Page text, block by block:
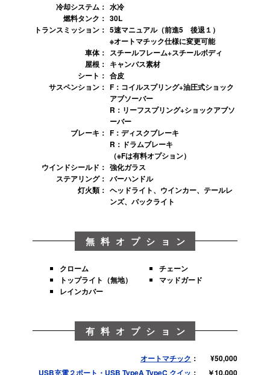
冷却システム
水冷
燃料タンク
30L
トランスミッション
5速マニュアル（前進5 後退１）
※オートマチック仕様に変更可能
車体
スチールフレーム+スチールボディ
屋根
キャンバス素材
シート
合皮
サスペンション
F：コイルスプリング+油圧式ショック
アブソーバー
R：リーフスプリング+ショックアブソ
ーバー
ブレーキ
F：ディスクブレーキ
R：ドラムブレーキ
（※Fは有料オプション）
ウインドシールド
強化ガラス
ステアリング
バーハンドル
灯火類
ヘッドライト、ウインカー、テールレ
ンズ、バックライト
無料オプション
クローム
チェーン
トップライト（無地）
マッドガード
レインカバー
有料オプション
オートマチック
¥50,000
USB充電２ポート・USB TypeA TypeC クイッ
￥10,000